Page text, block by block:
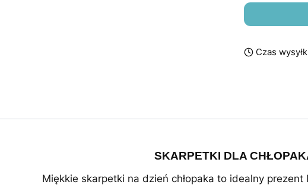
Czas
SKARPETKI DLA
Miękkie skarpetki na dzień chłopaka to idealny